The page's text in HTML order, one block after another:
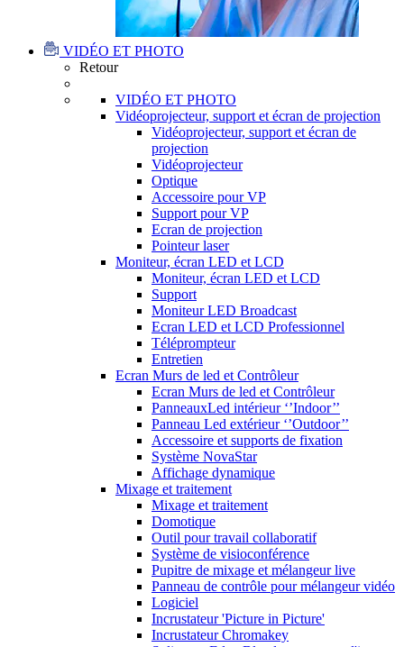
VIDÉO ET PHOTO
Retour
VIDÉO ET PHOTO
Vidéoprojecteur, support et écran de projection
Vidéoprojecteur, support et écran de
projection
Vidéoprojecteur
Optique
Accessoire pour VP
Support pour VP
Ecran de projection
Pointeur laser
Moniteur, écran LED et LCD
Moniteur, écran LED et LCD
Support
Moniteur LED Broadcast
Ecran LED et LCD Professionnel
Téléprompteur
Entretien
Ecran Murs de led et Contrôleur
Ecran Murs de led et Contrôleur
PanneauxLed intérieur ‘’Indoor’’
Panneau Led extérieur ‘’Outdoor’’
Accessoire et supports de fixation
Système NovaStar
Affichage dynamique
Mixage et traitement
Mixage et traitement
Domotique
Outil pour travail collaboratif
Système de visioconférence
Pupitre de mixage et mélangeur live
Panneau de contrôle pour mélangeur vidéo
Logiciel
Incrustateur 'Picture in Picture'
Incrustateur Chromakey